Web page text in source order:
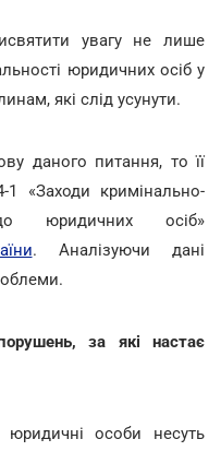
увагу не лише
юридичних осіб у
які слід усунути.
даного питання, то її
1 «Заходи кримінально-
юридичних осіб»
. Аналізуючи дані
за які настає
юридичні особи несуть